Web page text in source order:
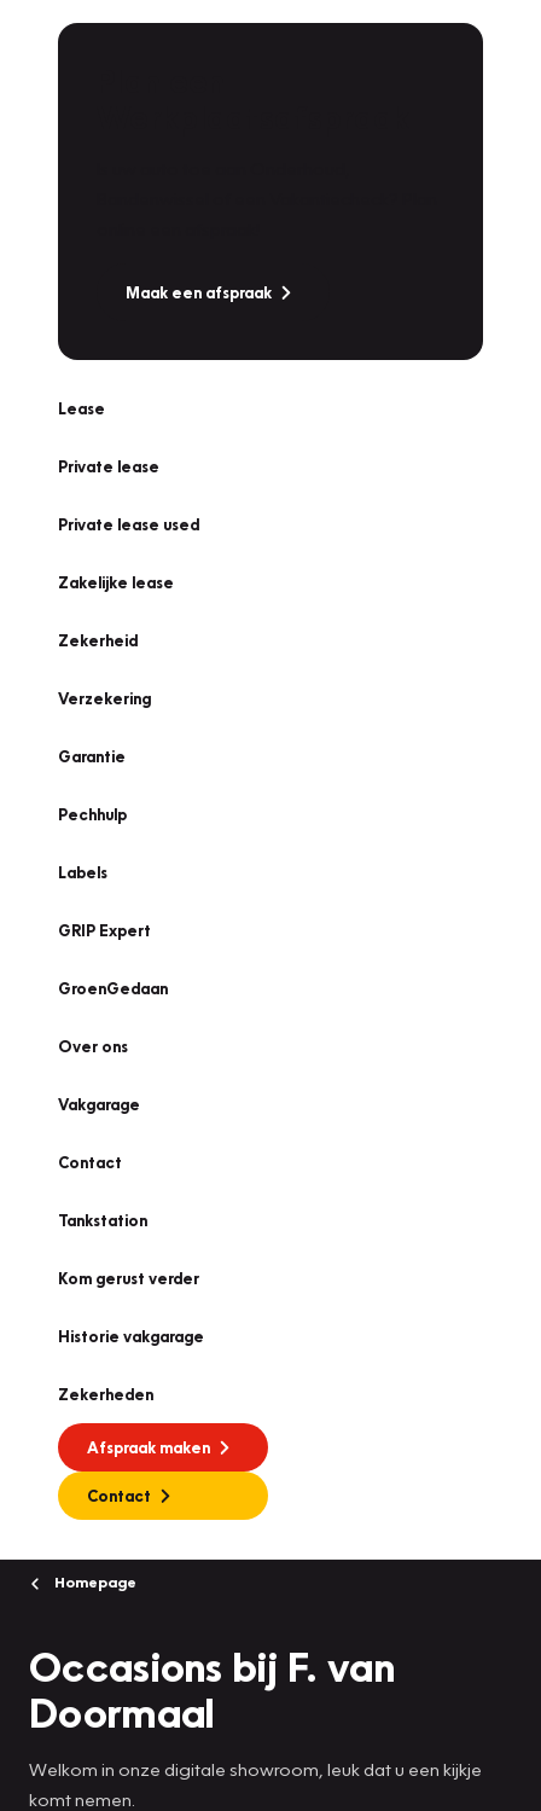
Maak een afspraak
Lease
Private lease
Private lease used
Zakelijke lease
Zekerheid
Verzekering
Garantie
Pechhulp
Labels
GRIP Expert
GroenGedaan
Over ons
Vakgarage
Contact
Tankstation
Kom gerust verder
Historie vakgarage
Zekerheden
Afspraak maken
Contact
Homepage
Occasions bij F. van
Doormaal
Welkom in onze digitale showroom, leuk dat u een kijkje
komt nemen.